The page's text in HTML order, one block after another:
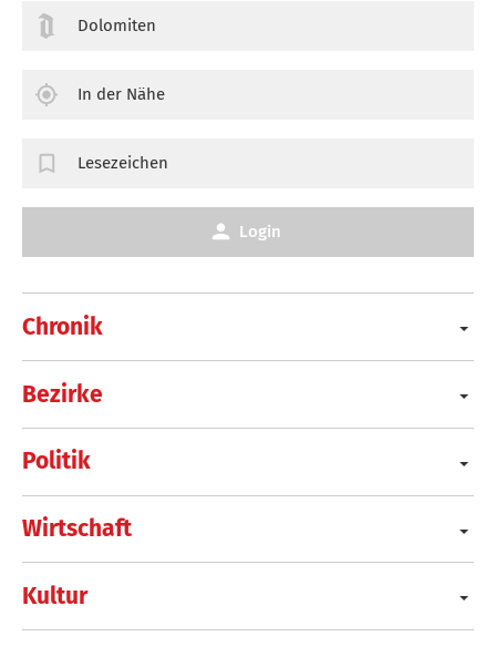
Chronik
Bezirke
Politik
Wirtschaft
Kultur
Dolomiten
In der Nähe
Lesezeichen
Login